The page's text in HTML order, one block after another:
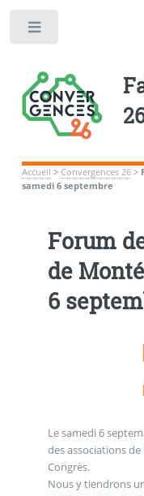
Accueil > Convergences 26>
samedi 6 septembre
Forum
de
6
Le samedi 6
des associations
Congrès.
Nous y tiendrons